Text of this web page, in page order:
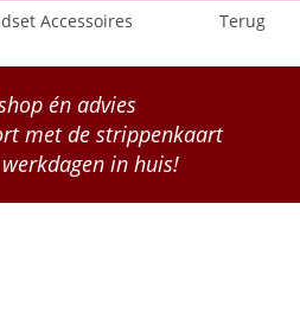
Terug
Accessoires
én advies
met de strippenkaart
in huis!